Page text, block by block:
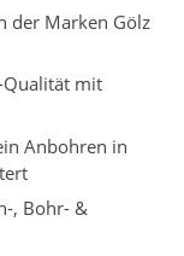
der Marken Gölz
mit
Anbohren in
, Bohr- &